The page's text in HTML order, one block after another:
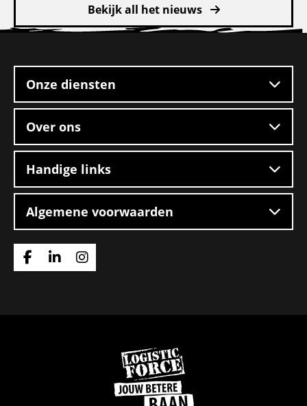
Bekijk all het nieuws
footer
Onze diensten
Over ons
Handige links
Algemene voorwaarden
Ga
Ga
Ga
Ga
naar
de